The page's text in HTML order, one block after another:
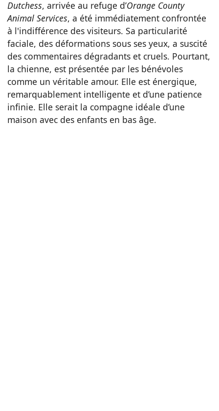
Dutchess, arrivée au refuge d’Orange County
Animal Services, a été immédiatement confrontée
à l'indifférence des visiteurs. Sa particularité
faciale, des déformations sous ses yeux, a suscité
des commentaires dégradants et cruels. Pourtant,
la chienne, est présentée par les bénévoles
comme un véritable amour. Elle est énergique,
remarquablement intelligente et d’une patience
infinie. Elle serait la compagne idéale d’une
maison avec des enfants en bas âge.